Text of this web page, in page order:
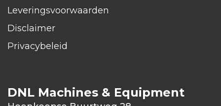
Leveringsvoorwaarden
Disclaimer
Privacybeleid
DNL Machines & Equipment